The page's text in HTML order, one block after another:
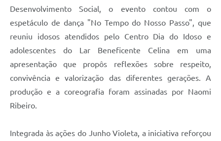
Desenvolvimento Social, o evento contou com o
espetáculo de dança "No Tempo do Nosso Passo", que
reuniu idosos atendidos pelo Centro Dia do Idoso e
adolescentes do Lar Beneficente Celina em uma
apresentação que propôs reflexões sobre respeito,
convivência e valorização das diferentes gerações. A
produção e a coreografia foram assinadas por Naomi
Ribeiro.
Integrada às ações do Junho Violeta, a iniciativa reforçou